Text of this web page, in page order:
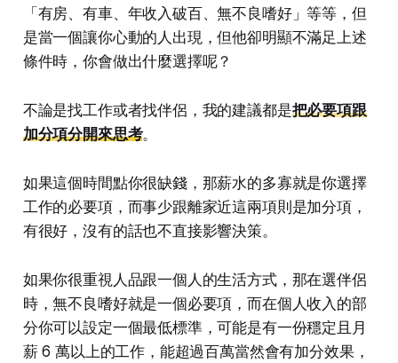
「有房、有車、年收入破百、無不良嗜好」等等，但
是當一個讓你心動的人出現，但他卻明顯不滿足上述
條件時，你會做出什麼選擇呢？
不論是找工作或者找伴侶，我的建議都是把必要項跟
加分項分開來思考。
如果這個時間點你很缺錢，那薪水的多寡就是你選擇
工作的必要項，而事少跟離家近這兩項則是加分項，
有很好，沒有的話也不直接影響決策。
如果你很重視人品跟一個人的生活方式，那在選伴侶
時，無不良嗜好就是一個必要項，而在個人收入的部
分你可以設定一個最低標準，可能是有一份穩定且月
薪 6 萬以上的工作，能超過百萬當然會有加分效果，